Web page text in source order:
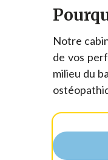
Notre
de vos
milieu du